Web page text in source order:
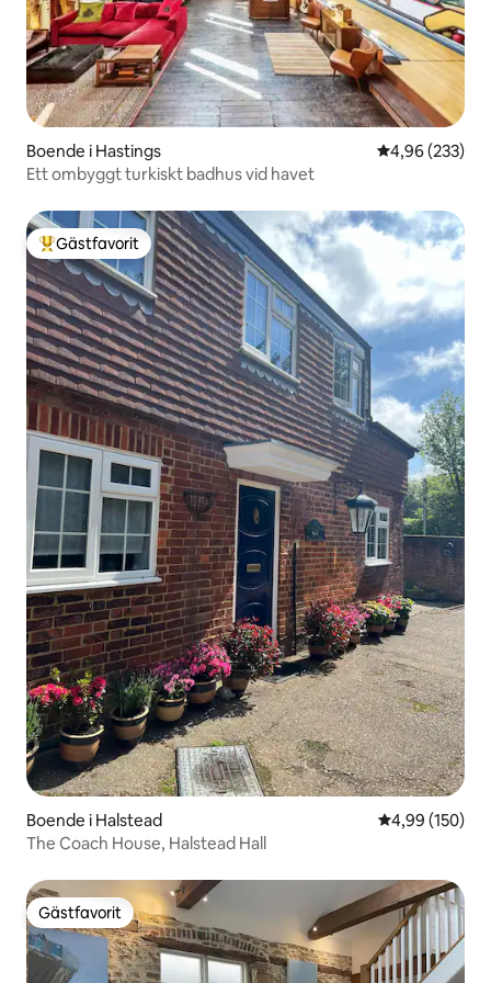
Boende i Hastings 4,96 av 5 i
4,96 (233)
Ett ombyggt turkiskt badhus vid havet
Populär gästfavorit
Gästfavorit
Boende i Halstead 4,99 av 5 i
4,99 (150)
The Coach House, Halstead Hall
Gästfavorit
Gästfavorit